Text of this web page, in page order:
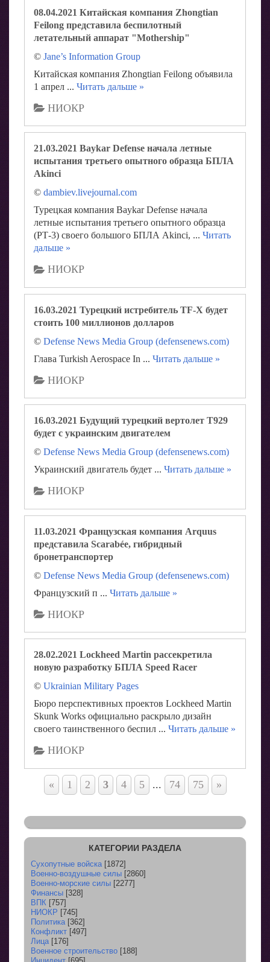
08.04.2021 Китайская компания Zhongtian
Feilong представила беспилотный
летательный аппарат "Mothership"
© Jane’s Information Group
Китайская компания Zhongtian Feilong объявила
1 апрел ... Читать дальше »
НИОКР
21.03.2021 Baykar Defense начала летные
испытания третьего опытного образца БПЛА
Akinci
© dambiev.livejournal.com
Турецкая компания Baykar Defense начала
летные испытания третьего опытного образца
(РТ-3) своего большого БПЛА Akinci, ... Читать
дальше »
НИОКР
16.03.2021 Турецкий истребитель TF-X будет
стоить 100 миллионов долларов
© Defense News Media Group (defensenews.com)
Глава Turkish Aerospace In ... Читать дальше »
НИОКР
16.03.2021 Будущий турецкий вертолет T929
будет с украинским двигателем
© Defense News Media Group (defensenews.com)
Украинский двигатель будет ... Читать дальше »
НИОКР
11.03.2021 Французская компания Arquus
представила Scarabée, гибридный
бронетранспортер
© Defense News Media Group (defensenews.com)
Французский п ... Читать дальше »
НИОКР
28.02.2021 Lockheed Martin рассекретила
новую разработку БПЛА Speed ​​Racer
© Ukrainian Military Pages
Бюро перспективных проектов Lockheed Martin
Skunk Works официально раскрыло дизайн
своего таинственного беспил ... Читать дальше »
НИОКР
« 1 2 3 4 5 ... 74 75 »
КАТЕГОРИИ РАЗДЕЛА
Сухопутные войска [1872]
Военно-воздушные силы [2860]
Военно-морские силы [2277]
Финансы [328]
ВПК [757]
НИОКР [745]
Политика [362]
Конфликт [497]
Лица [176]
Военное строительство [188]